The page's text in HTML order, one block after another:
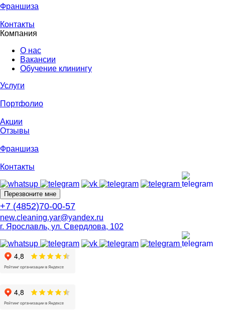
Франшиза
Контакты
Компания
О нас
Вакансии
Обучение клинингу
Услуги
Портфолио
Акции
Отзывы
Франшиза
Контакты
Перезвоните мне
+7 (4852)70-00-57
new.cleaning.yar@yandex.ru
г. Ярославль, ул. Свердлова, 102